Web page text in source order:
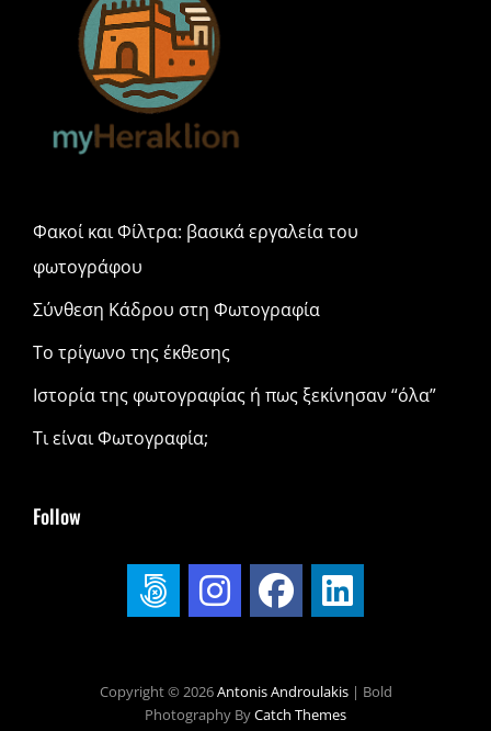
Φακοί και Φίλτρα: βασικά εργαλεία του
φωτογράφου
Σύνθεση Κάδρου στη Φωτογραφία
Το τρίγωνο της έκθεσης
Ιστορία της φωτογραφίας ή πως ξεκίνησαν “όλα”
Τι είναι Φωτογραφία;
Follow
Copyright © 2026Antonis Androulakis | Bold
Photography ByCatch Themes